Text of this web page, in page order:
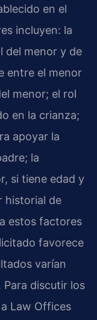
en el
incluyen: la
del menor y de
entre el menor
menor; el rol
en la crianza;
apoyar la
la
si tiene edad y
historial de
estos factores
favorece
varían
Para discutir los
Law Offices